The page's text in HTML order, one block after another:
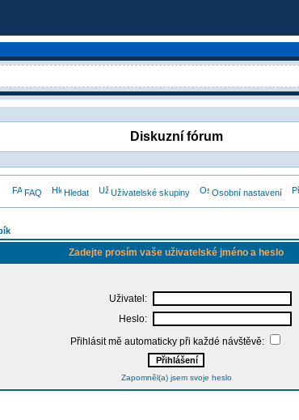
Diskuzní fórum
FAQ Hledat Uživatelské skupiny Osobní nastavení
Zadejte prosím vaše uživatelské jméno a heslo
Uživatel:
Heslo:
Přihlásit mě automaticky při každé návštěvě:
Zapomněl(a) jsem svoje heslo